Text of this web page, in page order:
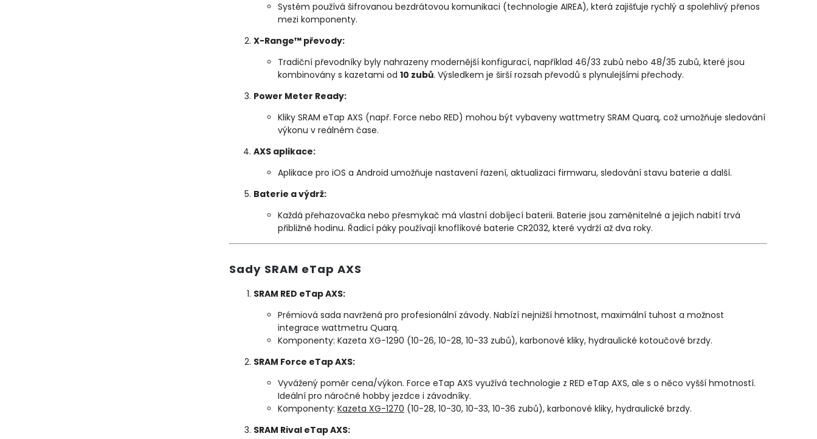
Systém používá šifrovanou bezdrátovou komunikaci (technologie AIREA), která zajišťuje rychlý a spolehlivý přenos
mezi komponenty.
X-Range™ převody:
Tradiční převodníky byly nahrazeny modernější konfigurací, například 46/33 zubů nebo 48/35 zubů, které jsou
kombinovány s kazetami od 10 zubů. Výsledkem je širší rozsah převodů s plynulejšími přechody.
Power Meter Ready:
Kliky SRAM eTap AXS (např. Force nebo RED) mohou být vybaveny wattmetry SRAM Quarq, což umožňuje sledování
výkonu v reálném čase.
AXS aplikace:
Aplikace pro iOS a Android umožňuje nastavení řazení, aktualizaci firmwaru, sledování stavu baterie a další.
Baterie a výdrž:
Každá přehazovačka nebo přesmykač má vlastní dobíjecí baterii. Baterie jsou zaměnitelné a jejich nabití trvá
přibližně hodinu. Řadicí páky používají knoflíkové baterie CR2032, které vydrží až dva roky.
Sady SRAM eTap AXS
SRAM RED eTap AXS:
Prémiová sada navržená pro profesionální závody. Nabízí nejnižší hmotnost, maximální tuhost a možnost
integrace wattmetru Quarq.
Komponenty: Kazeta XG-1290 (10-26, 10-28, 10-33 zubů), karbonové kliky, hydraulické kotoučové brzdy.
SRAM Force eTap AXS:
Vyvážený poměr cena/výkon. Force eTap AXS využívá technologie z RED eTap AXS, ale s o něco vyšší hmotností.
Ideální pro náročné hobby jezdce i závodníky.
Komponenty: Kazeta XG-1270 (10-28, 10-30, 10-33, 10-36 zubů), karbonové kliky, hydraulické brzdy.
SRAM Rival eTap AXS: